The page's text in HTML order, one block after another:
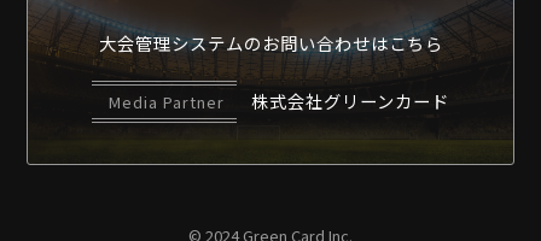
大会管理システムのお問い合わせはこちら
Media Partner 株式会社グリーンカード
© 2024 Green Card Inc.